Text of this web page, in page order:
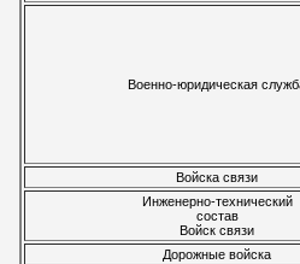
Военно-юридическая
Войска связи
Инженерно-технический
состав
Войск связи
Дорожные войска